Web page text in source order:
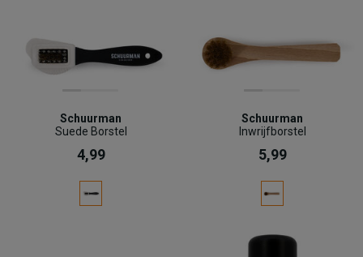
Schuurman
Suede Borstel
4,99
Schuurman
Inwrijfborstel
5,99